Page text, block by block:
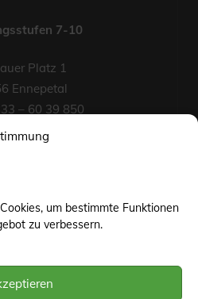
um bestimmte Funktionen
zu verbessern.
7-10
Platz 1
Ennepetal
– 60 39 850
– 60 39 852